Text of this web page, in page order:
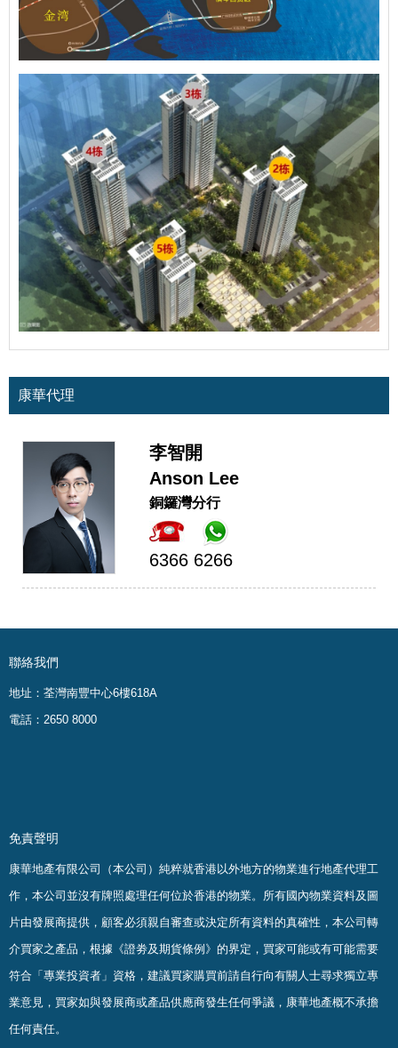
康華代理
李智開
Anson Lee
銅鑼灣分行
6366 6266
聯絡我們
地址：荃灣南豐中心6樓618A
電話：2650 8000
免責聲明
康華地產有限公司（本公司）純粹就香港以外地方的物業進行地產代理工
作，本公司並沒有牌照處理任何位於香港的物業。 所有國內物業資料及圖
片由發展商提供，顧客必須親自審查或決定所有資料的真確性 ， 本公司轉
介買家之產品，根據《證劵及期貨條例》的界定，買家可能或有可能需要
符合「專業投資者」資格，建議買家購買前請自行向有關人士尋求獨立專
業意見，買家如與發展商或產品供應商發生任何爭議，康華地產概不承擔
任何責任。